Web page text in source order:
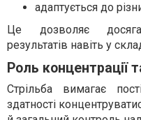
адаптується до
Це дозволяє
результатів навіть у
Роль концентрації
Стрільба вимагає
здатності